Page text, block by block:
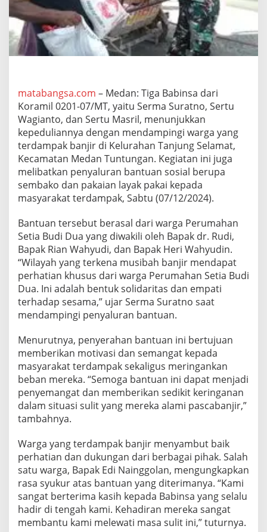
0
7
/
M
D
p
i
n
g
i
P
e
n
y
a
l
r
n
B
a
n
t
u
a
n
e
p
a
d
a
K
o
n
B
a
n
j
r
d
matabangsa.com – Medan: Tiga Babinsa dari
Koramil 0201-07/MT, yaitu Serma Suratno, Sertu
Wagianto, dan Sertu Masril, menunjukkan
kepeduliannya dengan mendampingi warga yang
terdampak banjir di Kelurahan Tanjung Selamat,
Kecamatan Medan Tuntungan. Kegiatan ini juga
melibatkan penyaluran bantuan sosial berupa
sembako dan pakaian layak pakai kepada
masyarakat terdampak, Sabtu (07/12/2024).
Bantuan tersebut berasal dari warga Perumahan
Setia Budi Dua yang diwakili oleh Bapak dr. Rudi,
Bapak Rian Wahyudi, dan Bapak Heri Wahyudin.
“Wilayah yang terkena musibah banjir mendapat
perhatian khusus dari warga Perumahan Setia Budi
Dua. Ini adalah bentuk solidaritas dan empati
terhadap sesama,” ujar Serma Suratno saat
mendampingi penyaluran bantuan.
Menurutnya, penyerahan bantuan ini bertujuan
memberikan motivasi dan semangat kepada
masyarakat terdampak sekaligus meringankan
beban mereka. “Semoga bantuan ini dapat menjadi
penyemangat dan memberikan sedikit keringanan
dalam situasi sulit yang mereka alami pascabanjir,”
tambahnya.
Warga yang terdampak banjir menyambut baik
perhatian dan dukungan dari berbagai pihak. Salah
satu warga, Bapak Edi Nainggolan, mengungkapkan
rasa syukur atas bantuan yang diterimanya. “Kami
sangat berterima kasih kepada Babinsa yang selalu
hadir di tengah kami. Kehadiran mereka sangat
membantu kami melewati masa sulit ini,” tuturnya.